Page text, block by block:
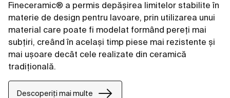
Fineceramic® a permis depășirea limitelor stabilite în
materie de design pentru lavoare, prin utilizarea unui
material care poate fi modelat formând pereți mai
subțiri, creând în același timp piese mai rezistente și
mai ușoare decât cele realizate din ceramică
tradițională.
Descoperiți mai multe